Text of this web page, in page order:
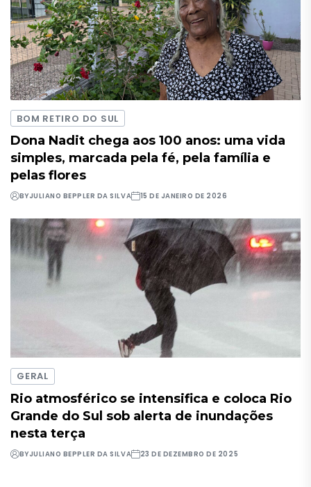
BOM RETIRO DO SUL
Dona Nadit chega aos 100 anos: uma vida
simples, marcada pela fé, pela família e
pelas flores
BYJULIANO BEPPLER DA SILVA 15 DE JANEIRO DE 2026
GERAL
Rio atmosférico se intensifica e coloca Rio
Grande do Sul sob alerta de inundações
nesta terça
BYJULIANO BEPPLER DA SILVA 23 DE DEZEMBRO DE 2025